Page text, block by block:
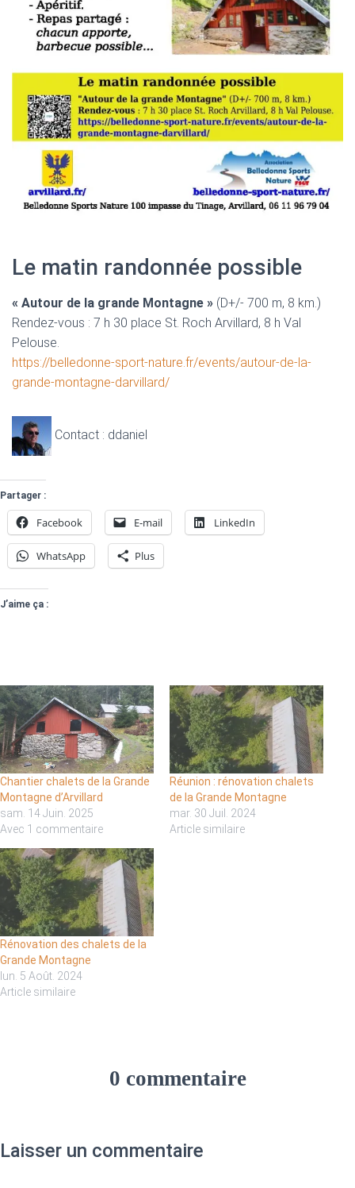
Le matin randonnée possible
« Autour de la grande Montagne » (D+/- 700 m, 8 km.)
Rendez-vous : 7 h 30 place St. Roch Arvillard, 8 h Val
Pelouse.
https://belledonne-sport-nature.fr/events/autour-de-la-
grande-montagne-darvillard/
Contact : ddaniel
Partager :
Facebook E-mail LinkedIn
WhatsApp Plus
J’aime ça :
Chantier chalets de la Grande
Montagne d’Arvillard
sam. 14 Juin. 2025
Avec 1 commentaire
Réunion : rénovation chalets
de la Grande Montagne
mar. 30 Juil. 2024
Article similaire
Rénovation des chalets de la
Grande Montagne
lun. 5 Août. 2024
Article similaire
0 commentaire
Laisser un commentaire